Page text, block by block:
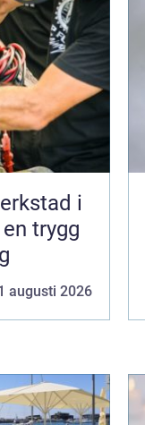
i
trygg
augusti 2026